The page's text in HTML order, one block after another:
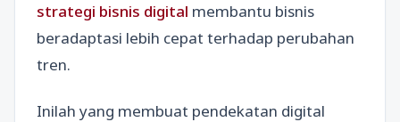
strategi bisnis digital membantu bisnis
beradaptasi lebih cepat terhadap perubahan
tren.
Inilah yang membuat pendekatan digital